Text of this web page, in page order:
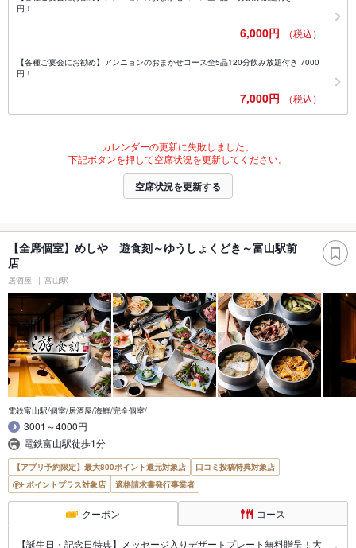
円！
6,000円 （税込）
【各種ご宴会にお勧め】アンニョンのおまかせコース全5品120分飲み放題付き 7000
円！
7,000円 （税込）
カレンダーの更新に失敗しました。
下記ボタンを押して空席状況を更新してください。
空席状況を更新する
【全席個室】めしや 遊食刻～ゆうしょくどき～富山駅前
店
居酒屋 富山駅
電鉄富山駅/個室/居酒屋/海鮮/完全個室/
3001～4000円
電鉄富山駅徒歩1分
【アプリ予約限定】最大800ポイント還元対象店
口コミ投稿特典対象店
ポイントプラス対象店
適格請求書発行事業者
クーポン コース
【誕生日・記念日特典】メッセージ入りデザートプレート無料贈呈！大